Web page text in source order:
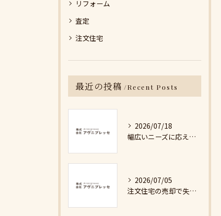
リフォーム
査定
注文住宅
最近の投稿 Recent Posts
2026/07/18
幅広いニーズに応える不動産売却の現実と対策
2026/07/05
注文住宅の売却で失敗しないための詳細ガイド